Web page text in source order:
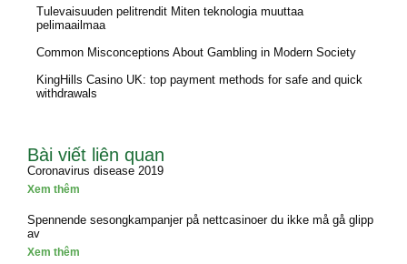
Tulevaisuuden pelitrendit Miten teknologia muuttaa
pelimaailmaa
Common Misconceptions About Gambling in Modern Society
KingHills Casino UK: top payment methods for safe and quick
withdrawals
Bài viết liên quan
Coronavirus disease 2019
Xem thêm
Spennende sesongkampanjer på nettcasinoer du ikke må gå glipp
av
Xem thêm